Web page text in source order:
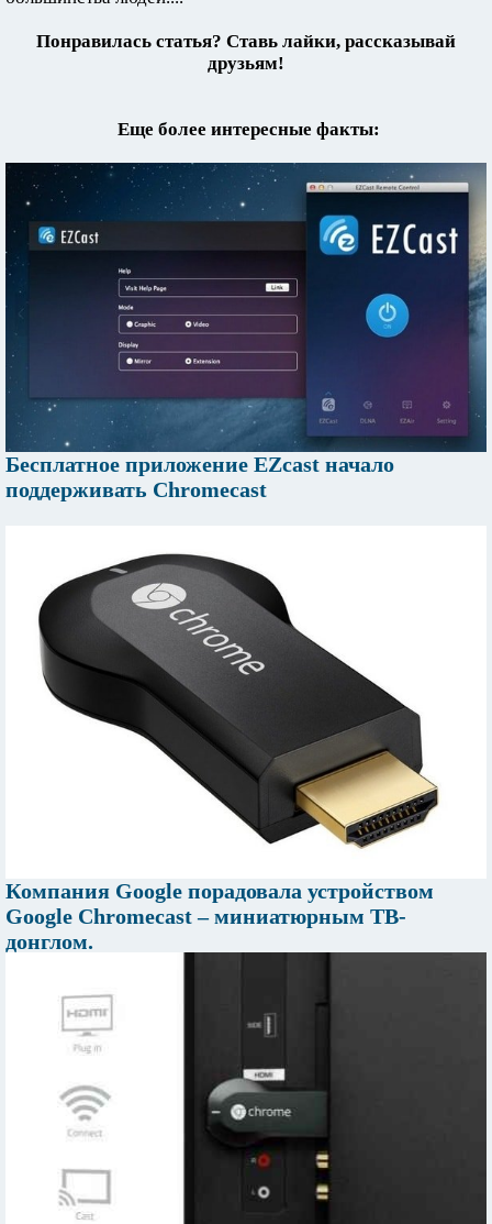
Понравилась статья? Ставь лайки, рассказывай
друзьям!
Еще более интересные факты:
Бесплатное приложение EZcast начало
поддерживать Chromecast
Компания Google порадовала устройством
Google Chromecast – миниатюрным ТВ-
донглом.